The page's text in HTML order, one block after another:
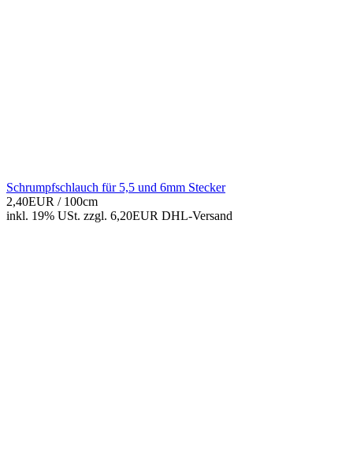
Schrumpfschlauch für 5,5 und 6mm Stecker
2,40EUR / 100cm
inkl. 19% USt. zzgl. 6,20EUR DHL-Versand